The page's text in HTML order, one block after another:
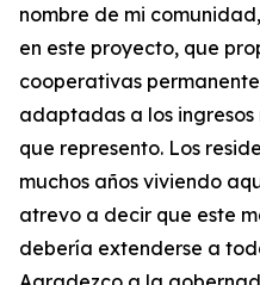
nombre de mi
en este proyecto, que
cooperativas
adaptadas a los ingresos
que represento. Los
muchos años viviendo
atrevo a decir que este
debería extenderse a